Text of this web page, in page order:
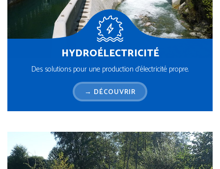
HYDROÉLECTRICITÉ
Des solutions pour une production d’électricité propre.
→ DÉCOUVRIR